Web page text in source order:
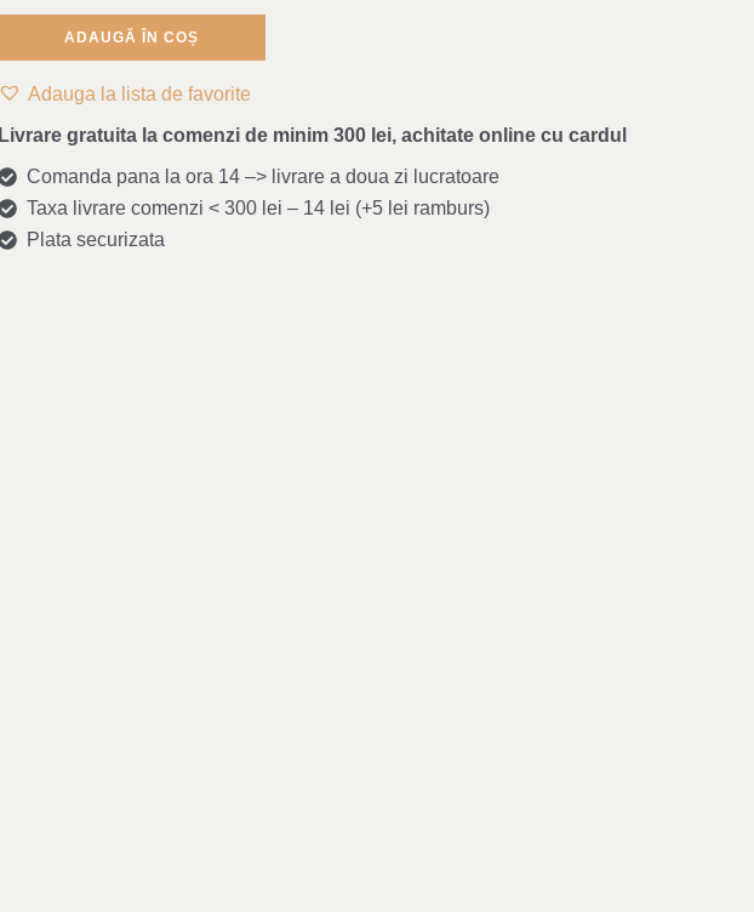
ADAUGĂ ÎN COȘ
Adauga la lista de favorite
Livrare gratuita la comenzi de minim 300 lei, achitate online cu cardul
Comanda pana la ora 14 –> livrare a doua zi lucratoare
Taxa livrare comenzi < 300 lei – 14 lei (+5 lei ramburs)
Plata securizata